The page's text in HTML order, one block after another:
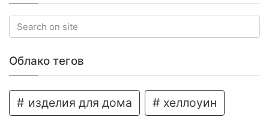
Облако тегов
изделия для дома хеллоуин